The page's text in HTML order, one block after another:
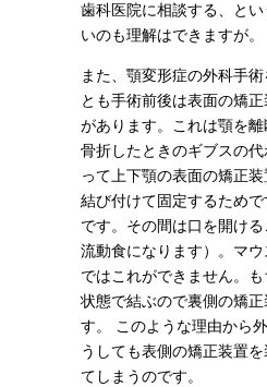
歯科医院に相談する、と
いのも理解はできますが。
また、顎変形症の外科手
とも手術前後は表面の矯
があります。これは顎を
骨折したときのギブスの
って上下顎の表面の矯正
結び付けて固定するため
です。その間は口を開け
流動食になります）。マ
ではこれができません。
状態で結ぶので裏側の矯
す。 このような理由から
うしても表側の矯正装置
てしまうのです。